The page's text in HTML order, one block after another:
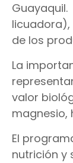
de los
La
valor
magnesio,
El
nutrición y